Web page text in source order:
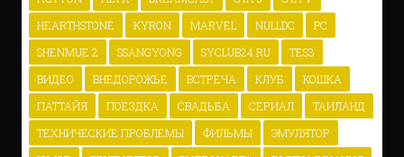
HEARTHSTONE
KYRON MARVEL NULLDC
PC
SHENMUE 2
SSANGYONG SYCLUB24.RU
TES3
ВИДЕО
ВНЕДОРОЖЬЕ ВСТРЕЧА КЛУБ
КОШКА
ПАТТАЙЯ
ПОЕЗДКА СВАДЬБА СЕРИАЛ
ТАИЛАНД
ТЕХНИЧЕСКИЕ ПРОБЛЕМЫ
ФИЛЬМЫ
ЭМУЛЯТОР